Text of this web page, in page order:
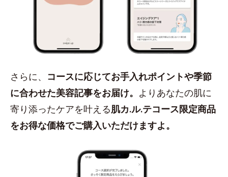
さらに、 コースに応じてお手入れポイントや季節
に合わせた美容記事をお届け。 よりあなたの肌に
寄り添ったケアを叶える肌カ.ル.テコース限定商品
をお得な価格でご購入いただけますよ。